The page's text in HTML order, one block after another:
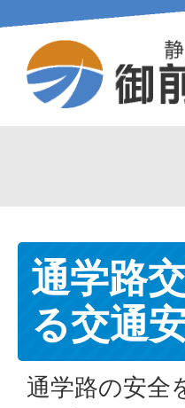
通学路
る交通
通学路の安全